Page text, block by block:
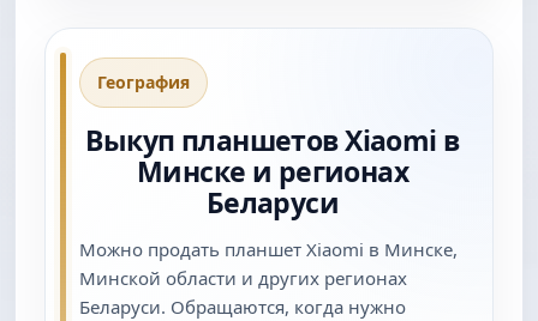
География
Выкуп планшетов Xiaomi в
Минске и регионах
Беларуси
Можно продать планшет Xiaomi в Минске,
Минской области и других регионах
Беларуси. Обращаются, когда нужно